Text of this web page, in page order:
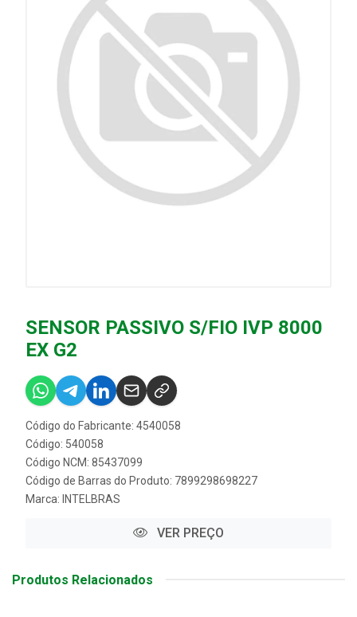
SENSOR PASSIVO S/FIO IVP 8000
EX G2
Código do Fabricante: 4540058
Código: 540058
Código NCM: 85437099
Código de Barras do Produto: 7899298698227
Marca: INTELBRAS
VER PREÇO
Produtos Relacionados